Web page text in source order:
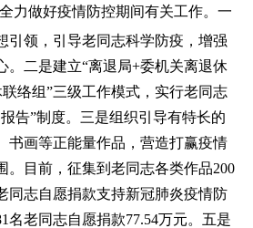
全力做好疫情防控期间有关工作。一
引领，引导老同志科学防疫，增强
。二是建立“离退局+委机关离退休
络组”三级工作模式，实行老同志
告”制度。三是组织引导有特长的
书画等正能量作品，营造打赢疫情
。目前，征集到老同志各类作品200
同志自愿捐款支持新冠肺炎疫情防
名老同志自愿捐款77.54万元。五是